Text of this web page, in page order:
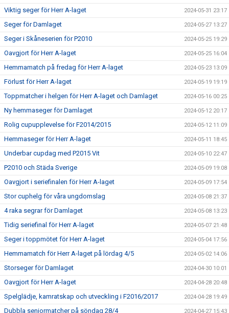
Viktig seger för Herr A-laget 2024-05-31 23:17
Seger för Damlaget 2024-05-27 13:27
Seger i Skåneserien för P2010 2024-05-25 19:29
Oavgjort för Herr A-laget 2024-05-25 16:04
Hemmamatch på fredag för Herr A-laget 2024-05-23 13:09
Förlust för Herr A-laget 2024-05-19 19:19
Toppmatcher i helgen för Herr A-laget och Damlaget 2024-05-16 00:25
Ny hemmaseger för Damlaget 2024-05-12 20:17
Rolig cupupplevelse för F2014/2015 2024-05-12 11:09
Hemmaseger för Herr A-laget 2024-05-11 18:45
Underbar cupdag med P2015 Vit 2024-05-10 22:47
P2010 och Städa Sverige 2024-05-09 19:08
Oavgjort i seriefinalen för Herr A-laget 2024-05-09 17:54
Stor cuphelg för våra ungdomslag 2024-05-08 21:37
4 raka segrar för Damlaget 2024-05-08 13:23
Tidig seriefinal för Herr A-laget 2024-05-07 21:48
Seger i toppmötet för Herr A-laget 2024-05-04 17:56
Hemmamatch för Herr A-laget på lördag 4/5 2024-05-02 14:06
Storseger för Damlaget 2024-04-30 10:01
Oavgjort för Herr A-laget 2024-04-28 20:48
Spelglädje, kamratskap och utveckling i F2016/2017 2024-04-28 19:49
Dubbla seniormatcher på söndag 28/4 2024-04-27 15:43